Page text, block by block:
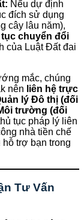
Nếu dự định
đích sử dụng
cây lâu năm),
chuyển đổi
của Luật Đất đai
mắc, chúng
nên liên hệ trực
lý Đô thị (đối
trường (đối
tục pháp lý liên
nhà tiền chế
trợ bạn trong
Tư Vấn